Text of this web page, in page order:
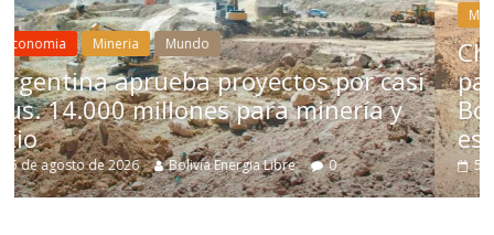
por casi
y
0
Mineria Mundo
Chile aprueba reforma
para impulsar inversión
Bolivia no acelera decisiones
estructurales
5 de agosto de 2026 Bolivia Energia Libre 0